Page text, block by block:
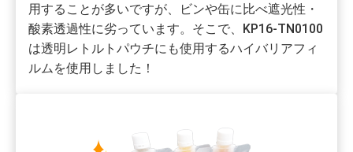
用することが多いですが、ビンや缶に比べ遮光性・
酸素透過性に劣っています。そこで、KP16-TN0100
は透明レトルトパウチにも使用するハイバリアフィ
ルムを使用しました！